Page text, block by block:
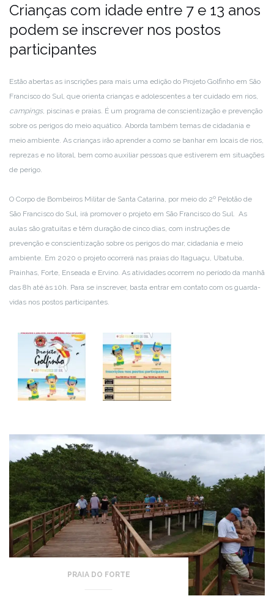
Crianças com idade entre 7 e 13 anos
podem se inscrever nos postos
participantes
Estão abertas as inscrições para mais uma edição do Projeto Golfinho em São
Francisco do Sul, que orienta crianças e adolescentes a ter cuidado em rios,
campings, piscinas e praias. É um programa de conscientização e prevenção
sobre os perigos do meio aquático. Aborda também temas de cidadania e
meio ambiente. As crianças irão aprender a como se banhar em locais de rios,
reprezas e no litoral, bem como auxiliar pessoas que estiverem em situações
de perigo.
O Corpo de Bombeiros Militar de Santa Catarina, por meio do 2º Pelotão de
São Francisco do Sul, irá promover o projeto em São Francisco do Sul. As
aulas são gratuitas e têm duração de cinco dias, com instruções de
prevenção e conscientização sobre os perigos do mar, cidadania e meio
ambiente. Em 2020 o projeto ocorrerá nas praias do Itaguaçu, Ubatuba,
Prainhas, Forte, Enseada e Ervino. As atividades ocorrem no período da manhã
das 8h até às 10h. Para se inscrever, basta entrar em contato com os guarda-
vidas nos postos participantes.
PRAIA DO FORTE